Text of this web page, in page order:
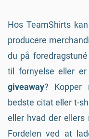
Hos TeamShirts
producere
du på
til fornyelse eller
giveaway? Kopper
bedste citat eller t-
eller hvad der
Fordelen ved at